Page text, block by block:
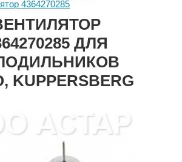
4364270285
ДЛЯ
KUPPERSBERG